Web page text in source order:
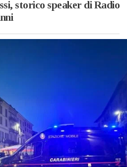
storico speaker di Radio